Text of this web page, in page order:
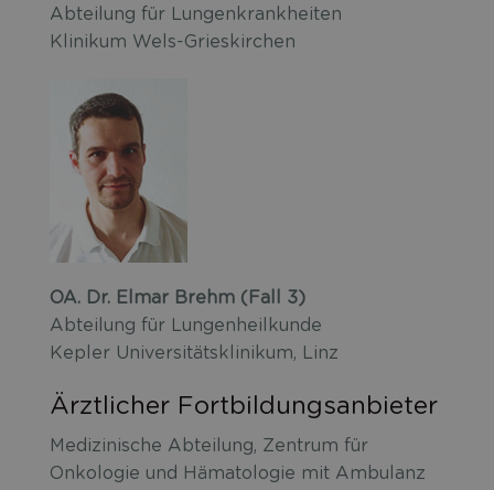
Abteilung für Lungenkrankheiten
Klinikum Wels-Grieskirchen
OA. Dr. Elmar Brehm (Fall 3)
Abteilung für Lungenheilkunde
Kepler Universitätsklinikum, Linz
Ärztlicher Fortbildungsanbieter
Medizinische Abteilung, Zentrum für
Onkologie und Hämatologie mit Ambulanz